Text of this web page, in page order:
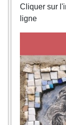
Cliquer sur
ligne